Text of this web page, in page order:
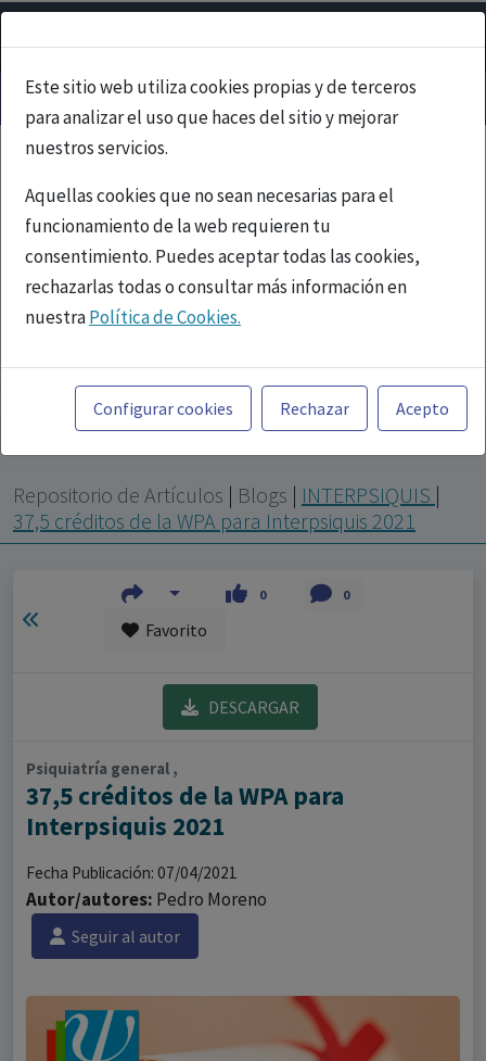
Este sitio web utiliza cookies propias y de terceros
para analizar el uso que haces del sitio y mejorar
nuestros servicios.
Aquellas cookies que no sean necesarias para el
funcionamiento de la web requieren tu
consentimiento. Puedes aceptar todas las cookies,
rechazarlas todas o consultar más información en
nuestraPolítica de Cookies.
Toda la información incluida en la Página Web está
referida a productos del mercado español y, por
tanto, dirigida a profesionales sanitarios legalmente
facultados para prescribir o dispensar medicamentos
con ejercicio profesional. La información técnica de los
fármacos se facilita a título meramente informativo,
siendo responsabilidad de los profesionales
facultados prescribir medicamentos y decidir, en cada
caso concreto, el tratamiento más adecuado a las
necesidades del paciente.
Configurar cookies Rechazar Acepto
Repositorio de Artículos | Blogs | INTERPSIQUIS |
37,5 créditos de la WPA para Interpsiquis 2021
0 0
Favorito
DESCARGAR
Psiquiatría general ,
37,5 créditos de la WPA para
Interpsiquis 2021
Fecha Publicación: 07/04/2021
Autor/autores: Pedro Moreno
Seguir al autor